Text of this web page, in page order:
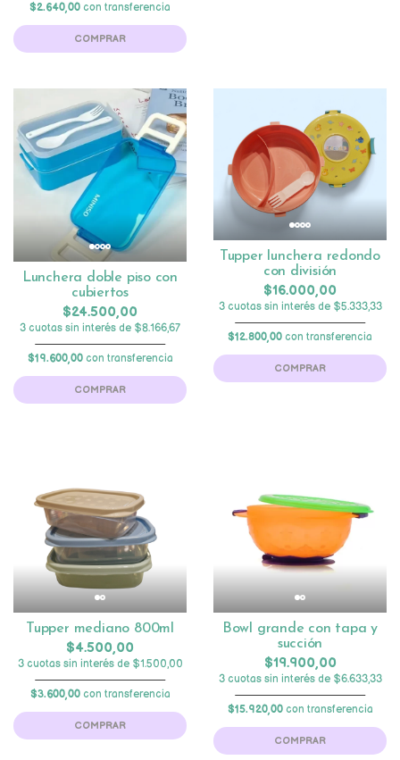
$2.640,00 con transferencia
COMPRAR
Lunchera doble piso con
cubiertos
$24.500,00
3 cuotas sin interés de $8.166,67
$19.600,00con transferencia
COMPRAR
Tupper lunchera redondo
con división
$16.000,00
3 cuotas sin interés de $5.333,33
$12.800,00 con transferencia
COMPRAR
Tupper mediano 800ml
$4.500,00
3 cuotas sin interés de $1.500,00
$3.600,00con transferencia
COMPRAR
Bowl grande con tapa y
succión
$19.900,00
3 cuotas sin interés de $6.633,33
$15.920,00con transferencia
COMPRAR